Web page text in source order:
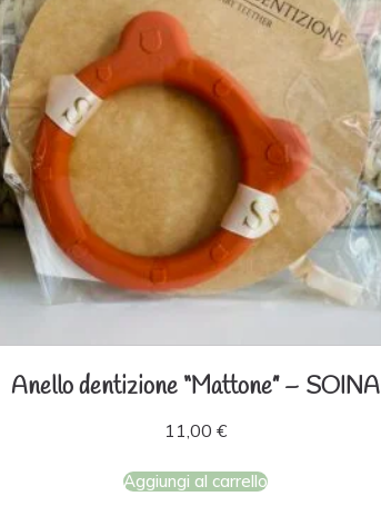
Anello dentizione “Mattone” – SOINA
11,00 €
Aggiungi al carrello